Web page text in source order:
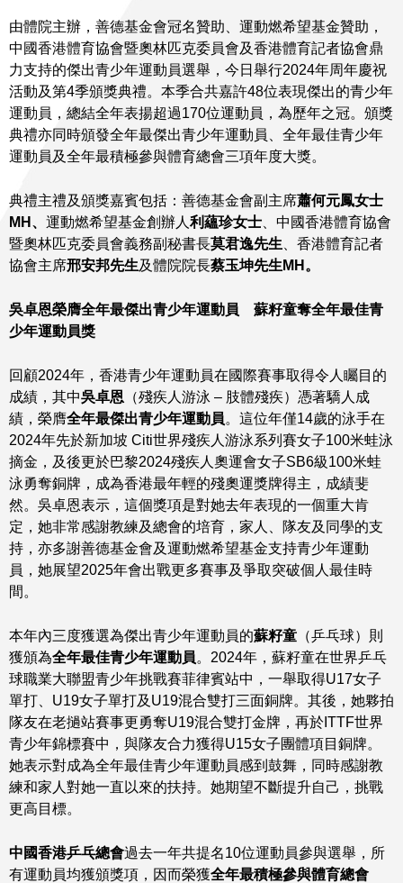
由體院主辦，善德基金會冠名贊助、運動燃希望基金贊助，
中國香港體育協會暨奧林匹克委員會及香港體育記者協會鼎
力支持的傑出青少年運動員選舉，今日舉行2024年周年慶祝
活動及第4季頒獎典禮。本季合共嘉許48位表現傑出的青少年
運動員，總結全年表揚超過170位運動員，為歷年之冠。頒獎
典禮亦同時頒發全年最傑出青少年運動員、全年最佳青少年
運動員及全年最積極參與體育總會三項年度大獎。
典禮主禮及頒獎嘉賓包括：善德基金會副主席蕭何元鳳女士
MH、 運動燃希望基金創辦人 利蘊珍女士 、中國香港體育協會
暨奧林匹克委員會義務副秘書長莫君逸先生 、香港體育記者
協會主席邢安邦先生及體院院長蔡玉坤先生MH。
吳卓恩榮膺全年最傑出青少年運動員 蘇籽童奪全年最佳青
少年運動員獎
回顧2024年，香港青少年運動員在國際賽事取得令人矚目的
成績，其中吳卓恩 （殘疾人游泳 – 肢體殘疾）憑著驕人成
績，榮膺全年最傑出青少年運動員。這位年僅14歲的泳手在
2024年先於新加坡 Citi世界殘疾人游泳系列賽女子100米蛙泳
摘金，及後更於巴黎2024殘疾人奧運會女子SB6級100米蛙
泳勇奪銅牌，成為香港最年輕的殘奧運獎牌得主，成績斐
然。吳卓恩表示，這個獎項是對她去年表現的一個重大肯
定，她非常感謝教練及總會的培育，家人、隊友及同學的支
持，亦多謝善德基金會及運動燃希望基金支持青少年運動
員，她展望2025年會出戰更多賽事及爭取突破個人最佳時
間。
本年內三度獲選為傑出青少年運動員的蘇籽童 （乒乓球）則
獲頒為全年最佳青少年運動員。2024年，蘇籽童在世界乒乓
球職業大聯盟青少年挑戰賽菲律賓站中，一舉取得U17女子
單打、U19女子單打及U19混合雙打三面銅牌。其後，她夥拍
隊友在老撾站賽事更勇奪U19混合雙打金牌，再於ITTF世界
青少年錦標賽中，與隊友合力獲得U15女子團體項目銅牌。
她表示對成為全年最佳青少年運動員感到鼓舞，同時感謝教
練和家人對她一直以來的扶持。她期望不斷提升自己，挑戰
更高目標。
中國香港乒乓總會過去一年共提名10位運動員參與選舉，所
有運動員均獲頒獎項，因而榮獲全年最積極參與體育總會